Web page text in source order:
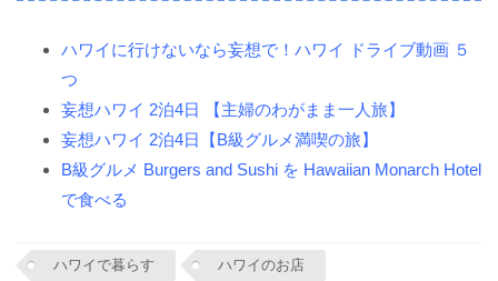
ハワイに行けないなら妄想で！ハワイ ドライブ動画 ５
つ
妄想ハワイ 2泊4日 【主婦のわがまま一人旅】
妄想ハワイ 2泊4日【B級グルメ満喫の旅】
B級グルメ Burgers and Sushi を Hawaiian Monarch Hotel
で食べる
ハワイで暮らす ハワイのお店